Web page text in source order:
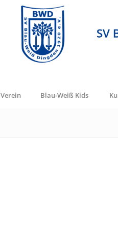
Verein Blau-Weiß Kids